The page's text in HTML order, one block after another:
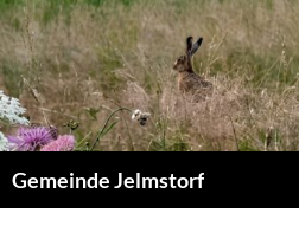
Zum
Inhalt
springen
Gemeinde Jelmstorf